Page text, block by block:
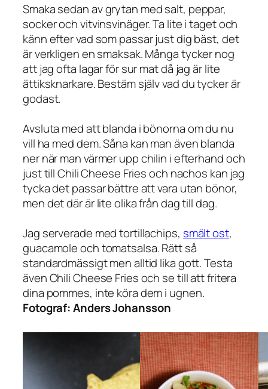
Smaka sedan av grytan med salt, peppar,
socker och vitvinsvinäger. Ta lite i taget och
känn efter vad som passar just dig bäst, det
är verkligen en smaksak. Många tycker nog
att jag ofta lagar för sur mat då jag är lite
ättiksknarkare. Bestäm själv vad du tycker är
godast.
Avsluta med att blanda i bönorna om du nu
vill ha med dem. Såna kan man även blanda
ner när man värmer upp chilin i efterhand och
just till Chili Cheese Fries och nachos kan jag
tycka det passar bättre att vara utan bönor,
men det där är lite olika från dag till dag.
Jag serverade med tortillachips, smält ost,
guacamole och tomatsalsa. Rätt så
standardmässigt men alltid lika gott. Testa
även Chili Cheese Fries och se till att fritera
dina pommes, inte köra dem i ugnen.
Fotograf:Anders Johansson